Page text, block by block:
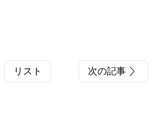
リスト 次の記事